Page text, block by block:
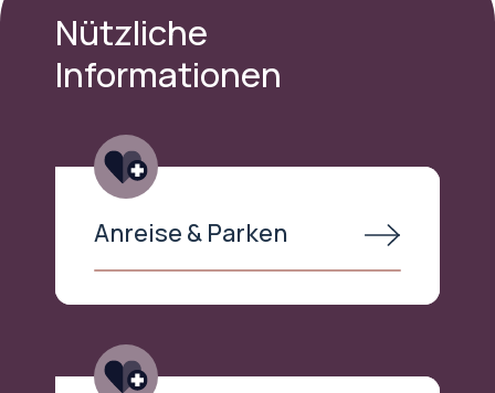
Nützliche
Informationen
Anreise & Parken